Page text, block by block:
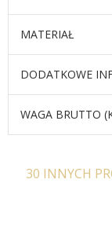
MATERIAŁ
DODATKOWE
WAGA BRUTTO
30 INNYCH